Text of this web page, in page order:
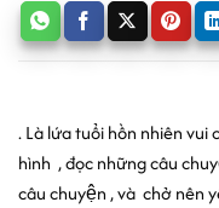
. Là lứa tuổi hồn nhiên
hình , đọc những câu
câu chuyện , và chở nên